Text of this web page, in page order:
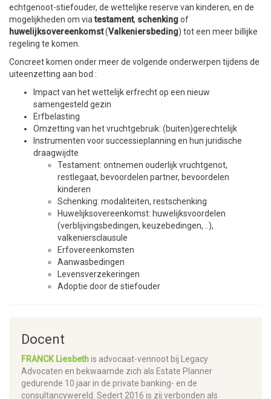
echtgenoot-stiefouder, de wettelijke reserve van kinderen, en de
mogelijkheden om viatestament, schenkingof
huwelijksovereenkomst(Valkeniersbeding) tot een meer billijke
regeling te komen.
Concreet komen onder meer de volgende onderwerpen tijdens de
uiteenzetting aan bod :
Impact van het wettelijk erfrecht op een nieuw
samengesteld gezin
Erfbelasting
Omzetting van het vruchtgebruik: (buiten)gerechtelijk
Instrumenten voor successieplanning en hun juridische
draagwijdte
Testament: ontnemen ouderlijk vruchtgenot,
restlegaat, bevoordelen partner, bevoordelen
kinderen
Schenking: modaliteiten, restschenking
Huwelijksovereenkomst: huwelijksvoordelen
(verblijvingsbedingen, keuzebedingen, ..),
valkeniersclausule
Erfovereenkomsten
Aanwasbedingen
Levensverzekeringen
Adoptie door de stiefouder
Docent
FRANCK Liesbethis advocaat-vennoot bij Legacy
Advocaten en bekwaamde zich als Estate Planner
gedurende 10 jaar in de private banking- en de
consultancywereld. Sedert 2016 is zij verbonden als